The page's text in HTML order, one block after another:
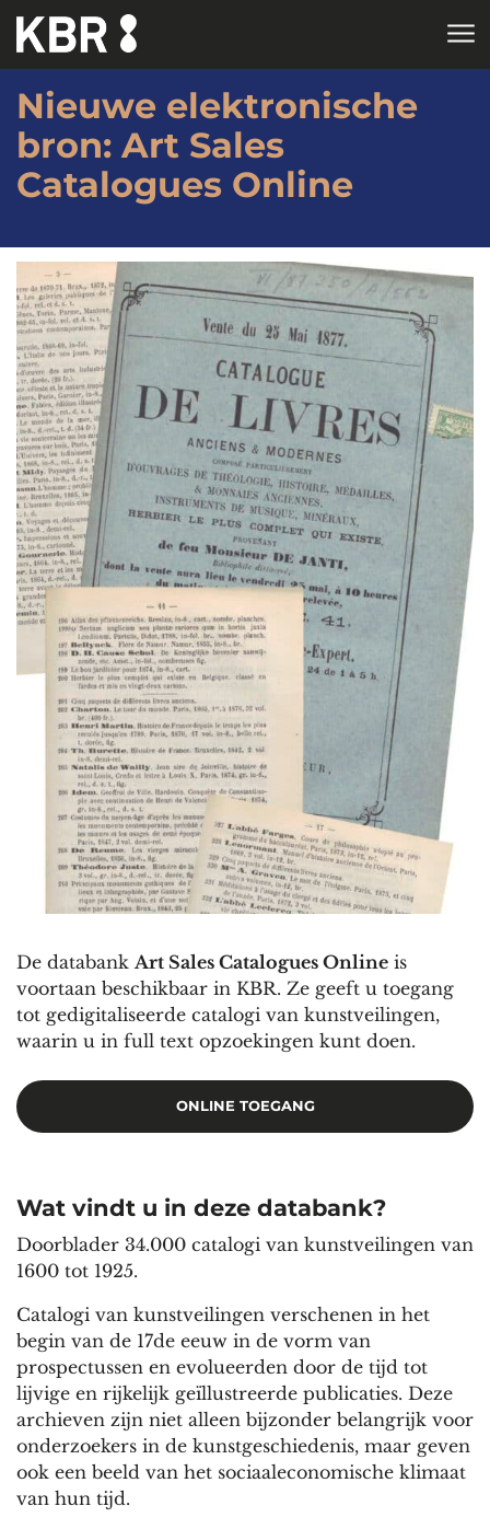
Skip to main content
Nieuwe elektronische
bron: Art Sales
Catalogues Online
De databankArt Sales Catalogues Online is
voortaan beschikbaar in KBR. Ze geeft u toegang
tot gedigitaliseerde catalogi van kunstveilingen,
waarin u in full text opzoekingen kunt doen.
ONLINE TOEGANG
Wat vindt u in deze databank?
Doorblader 34.000 catalogi van kunstveilingen van
1600 tot 1925.
Catalogi van kunstveilingen verschenen in het
begin van de 17de eeuw in de vorm van
prospectussen en evolueerden door de tijd tot
lijvige en rijkelijk geïllustreerde publicaties. Deze
archieven zijn niet alleen bijzonder belangrijk voor
onderzoekers in de kunstgeschiedenis, maar geven
ook een beeld van het sociaaleconomische klimaat
van hun tijd.